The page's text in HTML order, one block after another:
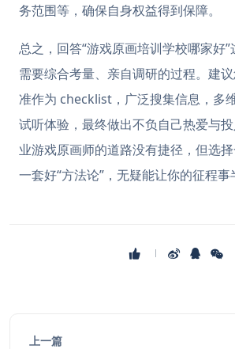
务范围等，确保自身权益得到保障。
总之，回答“游戏原画培训学校哪家好
需要综合考量、亲自调研的过程。建
准作为 checklist，广泛搜集信息，多
试听体验，最终做出不负自己热爱与
业游戏原画师的道路没有捷径，但选
一套好“方法论”，无疑能让你的征程事
上一篇